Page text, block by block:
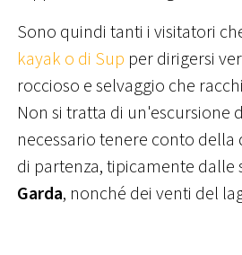
Sono quindi tanti i visitatori
kayak o di Sup per dirigersi
roccioso e selvaggio che
Non si tratta di un'escursione
necessario tenere conto della
di partenza, tipicamente dalle
Garda, nonché dei venti del